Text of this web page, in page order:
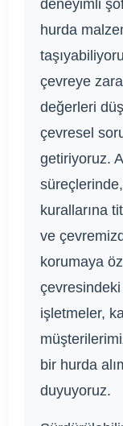
deneyimli
hurda
çevreye
değerleri
çevresel
getiriyoruz.
kurallarına
ve
korumaya
işletmeler,
bir hurda
duyuyoruz.